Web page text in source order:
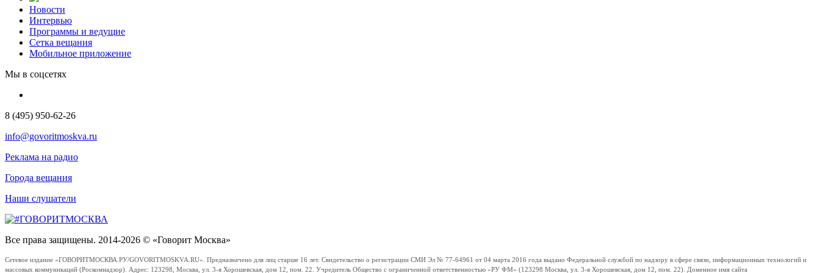
Новости
Интервью
Программы и ведущие
Сетка вещания
Мобильное приложение
Мы в соцсетях
8 (495) 950-62-26
info@govoritmoskva.ru
Реклама на радио
Города вещания
Наши слушатели
Все права защищены. 2014-2026 © «Говорит Москва»
Сетевое издание «ГОВОРИТМОСКВА.РУ/GOVORITMOSKVA.RU». Предназначено для лиц старше 16 лет. Свидетельство о регистрации СМИ Эл № 77-64961 от 04 марта 2016 года выдано Федеральной службой по надзору в сфере связи, информационных технологий и
массовых коммуникаций (Роскомнадзор). Адрес: 123298, Москва, ул. 3-я Хорошевская, дом 12, пом. 22. Учредитель Общество с ограниченной ответственностью «РУ ФМ» (123298 Москва, ул. 3-я Хорошевская, дом 12, пом. 22). Доменное имя сайта